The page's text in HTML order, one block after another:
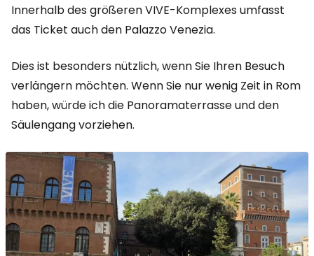
Innerhalb des größeren VIVE-Komplexes umfasst
das Ticket auch den Palazzo Venezia.
Dies ist besonders nützlich, wenn Sie Ihren Besuch
verlängern möchten. Wenn Sie nur wenig Zeit in Rom
haben, würde ich die Panoramaterrasse und den
Säulengang vorziehen.